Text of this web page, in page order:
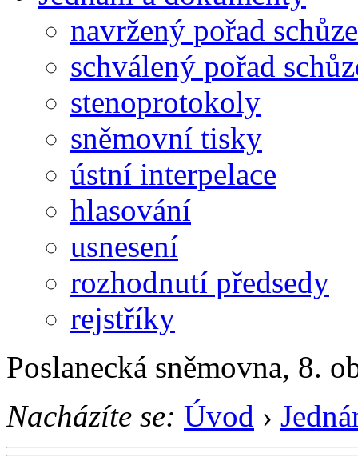
navržený pořad schůze
schválený pořad
stenoprotokoly
sněmovní tisky
ústní interpelace
hlasování
usnesení
rozhodnutí předsedy
rejstříky
Poslanecká sněmovna, 8.
Nacházíte se: Úvod ›